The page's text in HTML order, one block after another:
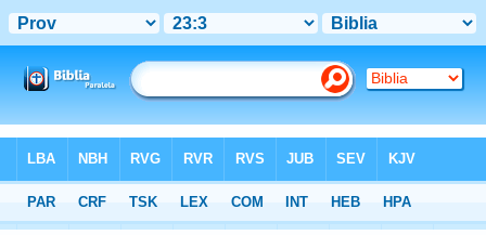
>Proverbios Capítulo 23 > Verso 3